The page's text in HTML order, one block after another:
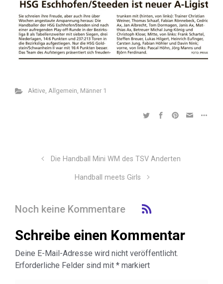
Aktive, Allgemein Männer 1
Die Handball Mini WM des TSV Anderten
Handball meets Girls
Noch keine Kommentare
Schreibe einen Kommentar
Deine E-Mail-Adresse wird nicht veröffentlicht.
Erforderliche Felder sind mit * markiert